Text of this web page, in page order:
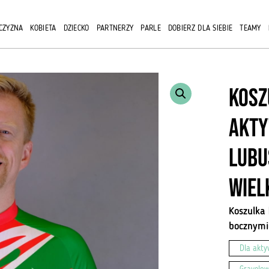
KOBIETA DZIECKO PARTNERZY PARLE DOBIERZ DLA SIEBIE TEAMY
Dla